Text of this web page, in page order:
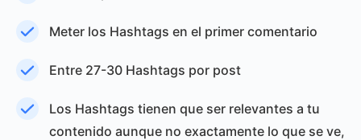
Meter los Hashtags en el primer comentario
Entre 27-30 Hashtags por post
Los Hashtags tienen que ser relevantes a tu
contenido aunque no exactamente lo que se ve,